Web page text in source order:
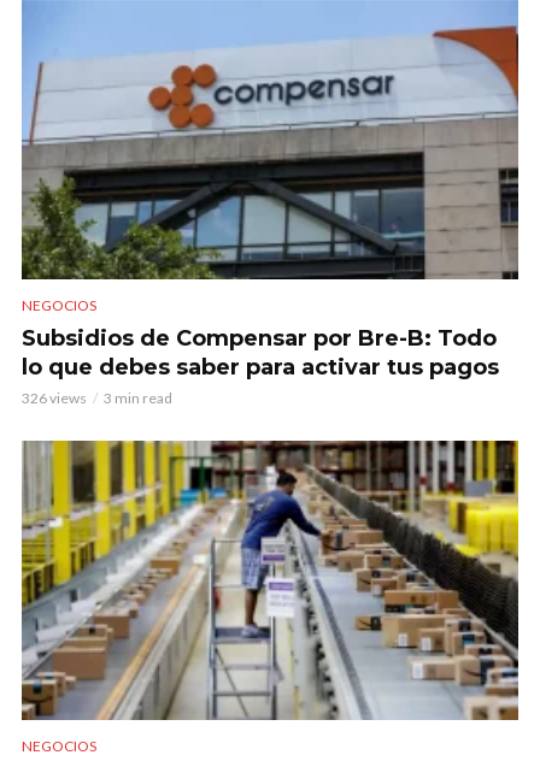
NEGOCIOS
Subsidios de Compensar por Bre-B: Todo
lo que debes saber para activar tus pagos
326 views 3 min read
NEGOCIOS